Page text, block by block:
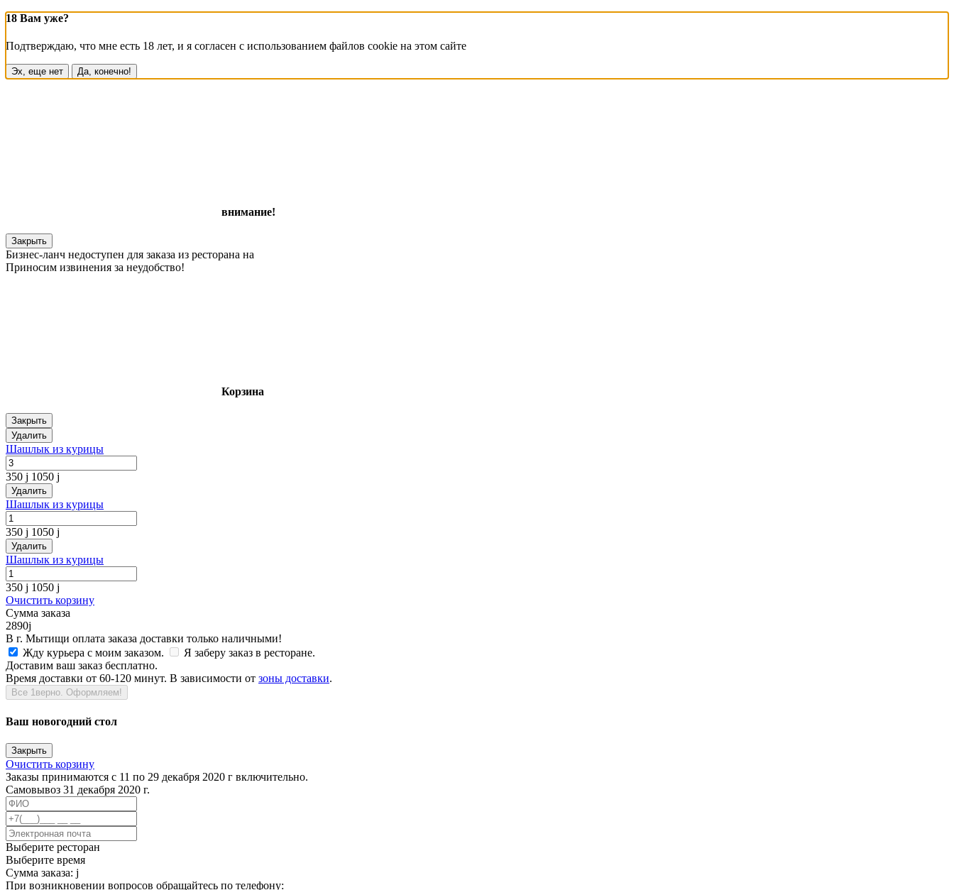
18 Вам уже?
Подтверждаю, что мне есть 18 лет, и я согласен с использованием файлов cookie на этом сайте
Эх, еще нет Да, конечно!
внимание!
Закрыть
Бизнес-ланч недоступен для заказа из ресторана на
Приносим извинения за неудобство!
Корзина
Закрыть
Удалить
Шашлык из курицы
350 j 1050 j
Удалить
Шашлык из курицы
350 j 1050 j
Удалить
Шашлык из курицы
350 j 1050 j
Очистить корзину
Сумма заказа
2890j
В г. Мытищи оплата заказа доставки только наличными!
Жду курьера с моим заказом.
Я заберу заказ в ресторане.
Доставим ваш заказ бесплатно.
Время доставки от 60-120 минут. В зависимости от зоны доставки.
Все 1верно. Оформляем!
Ваш новогодний стол
Закрыть
Очистить корзину
Заказы принимаются с 11 по 29 декабря 2020 г включительно.
Самовывоз 31 декабря 2020 г.
Выберите ресторан
Выберите время
Сумма заказа: j
При возникновении вопросов обращайтесь по телефону: